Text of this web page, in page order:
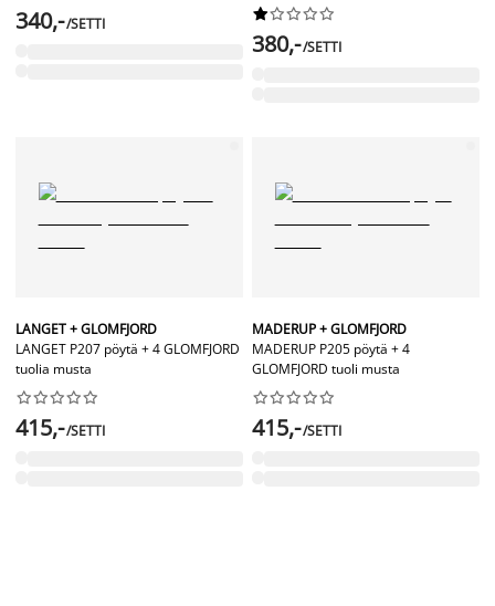
340,-/SETTI






380,-/SETTI
LANGET + GLOMFJORD
LANGET P207 pöytä + 4 GLOMFJORD
tuolia musta






415,-/SETTI
MADERUP + GLOMFJORD
MADERUP P205 pöytä + 4
GLOMFJORD tuoli musta






415,-/SETTI